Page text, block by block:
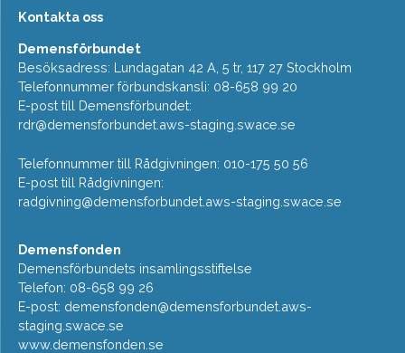
Kontakta oss
Demensförbundet
Besöksadress: Lundagatan 42 A, 5 tr, 117 27 Stockholm
Telefonnummer förbundskansli: 08-658 99 20
E-post till Demensförbundet:
rdr@demensforbundet.aws-staging.swace.se
Telefonnummer till Rådgivningen: 010-175 50 56
E-post till Rådgivningen:
radgivning@demensforbundet.aws-staging.swace.se
Demensfonden
Demensförbundets insamlingsstiftelse
Telefon: 08-658 99 26
E-post: demensfonden@demensforbundet.aws-
staging.swace.se
www.demensfonden.se